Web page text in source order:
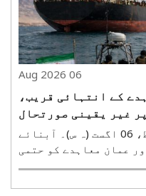
06 Aug 2026
کے انتہائی قریب،
غیر یقینی صورتحال
تہران/واشنگٹن/صنعاء /مسقط، 06 اگست (ہ س)۔ آبنائے
عمان معاہدے کو حتمی